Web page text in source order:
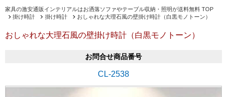
家具の激安通販インテリアルはお洒落ソファやテーブル収納・照明が送料無料 TOP
掛け時計
掛け時計 おしゃれな大理石風の壁掛け時計（白黒モノトーン）
おしゃれな大理石風の壁掛け時計（白黒モノトーン）
お問合せ商品番号
CL-2538